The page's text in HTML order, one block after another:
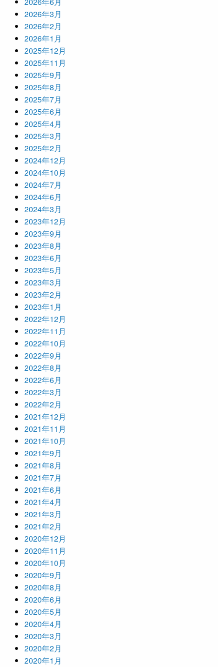
2026年3月
2026年2月
2026年1月
2025年12月
2025年11月
2025年9月
2025年8月
2025年7月
2025年6月
2025年4月
2025年3月
2025年2月
2024年12月
2024年10月
2024年7月
2024年6月
2024年3月
2023年12月
2023年9月
2023年8月
2023年6月
2023年5月
2023年3月
2023年2月
2023年1月
2022年12月
2022年11月
2022年10月
2022年9月
2022年8月
2022年6月
2022年3月
2022年2月
2021年12月
2021年11月
2021年10月
2021年9月
2021年8月
2021年7月
2021年6月
2021年4月
2021年3月
2021年2月
2020年12月
2020年11月
2020年10月
2020年9月
2020年8月
2020年6月
2020年5月
2020年4月
2020年3月
2020年2月
2020年1月